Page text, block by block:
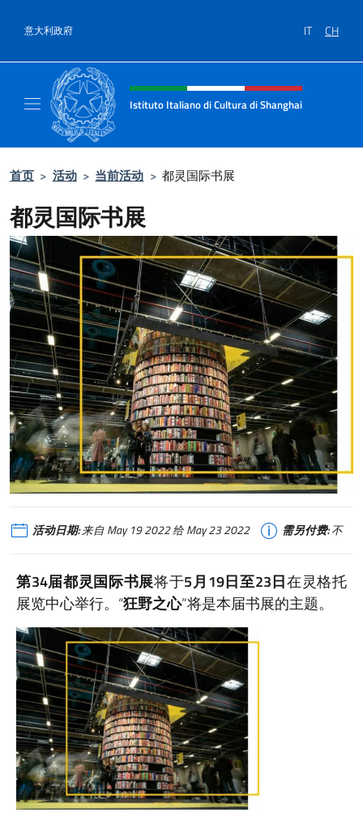
意大利政府 IT CH
标题站点、社交和菜单
Istituto Italiano di Cultura di Shanghai
首页 > 活动 > 当前活动 > 都灵国际书展
都灵国际书展
活动日期:来自 May 19 2022 给 May 23 2022 需另付费:不
第34届都灵国际书展将于5月19日至23日在灵格托
展览中心举行。“狂野之心”将是本届书展的主题。